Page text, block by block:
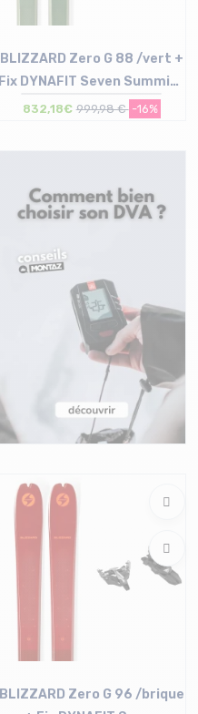
BLIZZARD Zero G 88 /vert +
Fix DYNAFIT Seven Summits
sans freins /noir argent
832,18€ 999,98 € -16%
BLIZZARD Zero G 96 /brique